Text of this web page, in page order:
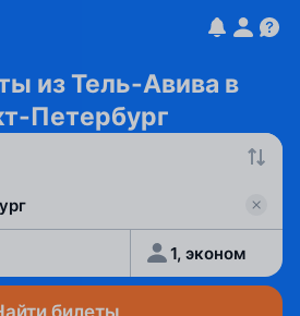
из Тель-Авива в
Петербург
1, эконом
билеты